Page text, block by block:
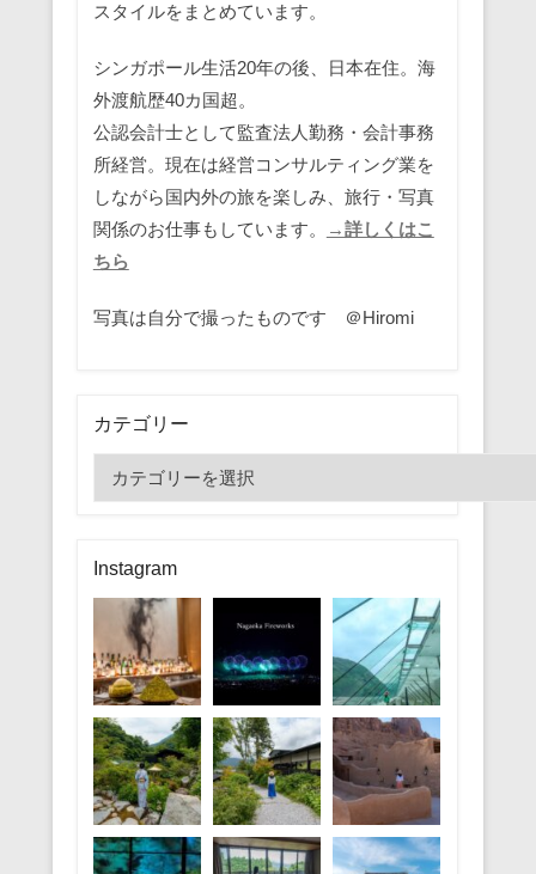
スタイルをまとめています。
シンガポール生活20年の後、日本在住。海
外渡航歴40カ国超。
公認会計士として監査法人勤務・会計事務
所経営。現在は経営コンサルティング業を
しながら国内外の旅を楽しみ、旅行・写真
関係のお仕事もしています。
→詳しくはこ
ちら
写真は自分で撮ったものです ＠Hiromi
カテゴリー
テ
リ
ー
Instagram